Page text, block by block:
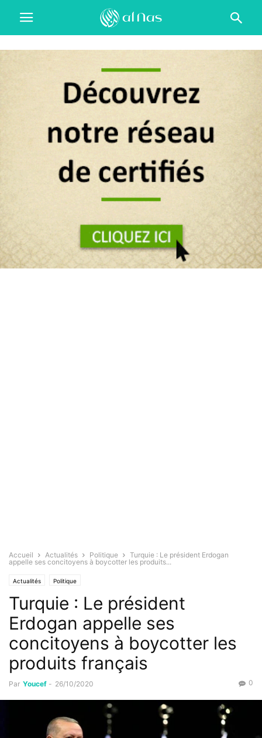
Accueil Actualités Politique
Turquie : Le président Erdogan
appelle ses concitoyens à boycotter les produits...
Actualités Politique
Turquie : Le président
Erdogan appelle ses
concitoyens à boycotter les
produits français
Par Youcef - 26/10/2020 0